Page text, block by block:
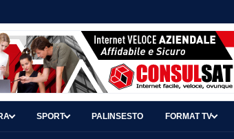
SPORT PALINSESTO FORMAT TV